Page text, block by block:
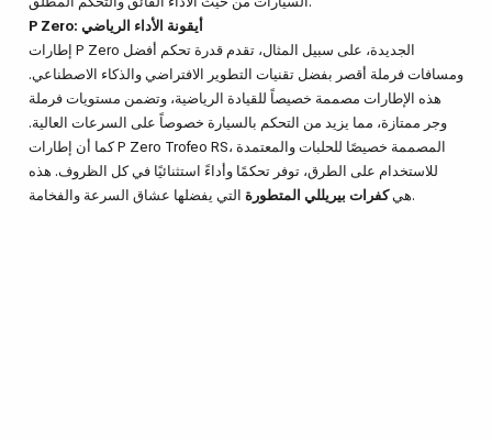
P Zero: أيقونة الأداء الرياضي
إطارات P Zero الجديدة، على سبيل المثال، تقدم قدرة تحكم أفضل
ومسافات فرملة أقصر بفضل تقنيات التطوير الافتراضي والذكاء الاصطناعي.
هذه الإطارات مصممة خصيصاً للقيادة الرياضية، وتضمن مستويات فرملة
وجر ممتازة، مما يزيد من التحكم بالسيارة خصوصاً على السرعات العالية.
كما أن إطارات P Zero Trofeo RS، المصممة خصيصًا للحلبات والمعتمدة
للاستخدام على الطرق، توفر تحكمًا وأداءً استثنائيًا في كل الظروف. هذه
هيكفرات بيريللي المتطورة التي يفضلها عشاق السرعة والفخامة.